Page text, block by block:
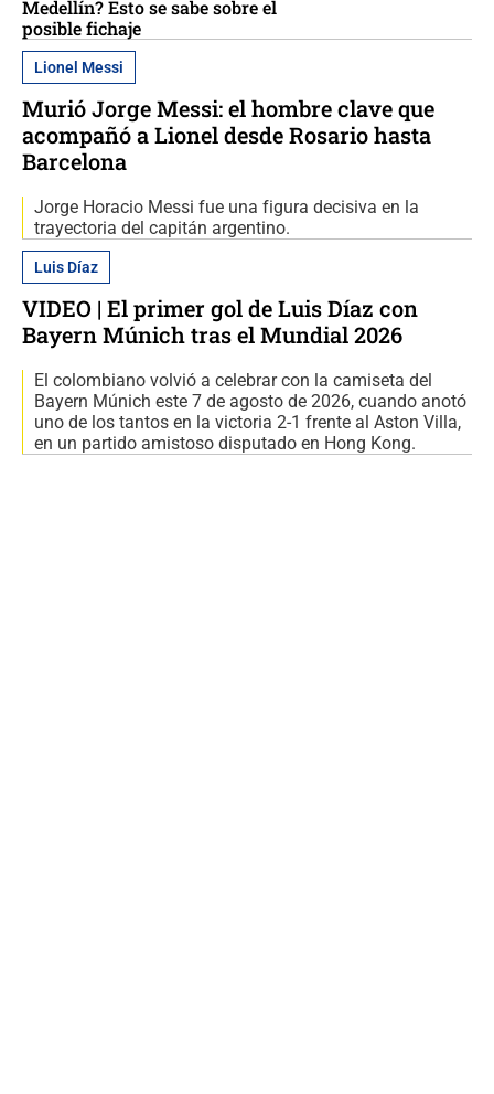
Medellín? Esto se sabe sobre el
posible fichaje
Lionel Messi
Murió Jorge Messi: el hombre clave que
acompañó a Lionel desde Rosario hasta
Barcelona
Jorge Horacio Messi fue una figura decisiva en la
trayectoria del capitán argentino.
Luis Díaz
VIDEO | El primer gol de Luis Díaz con
Bayern Múnich tras el Mundial 2026
El colombiano volvió a celebrar con la camiseta del
Bayern Múnich este 7 de agosto de 2026, cuando anotó
uno de los tantos en la victoria 2-1 frente al Aston Villa,
en un partido amistoso disputado en Hong Kong.